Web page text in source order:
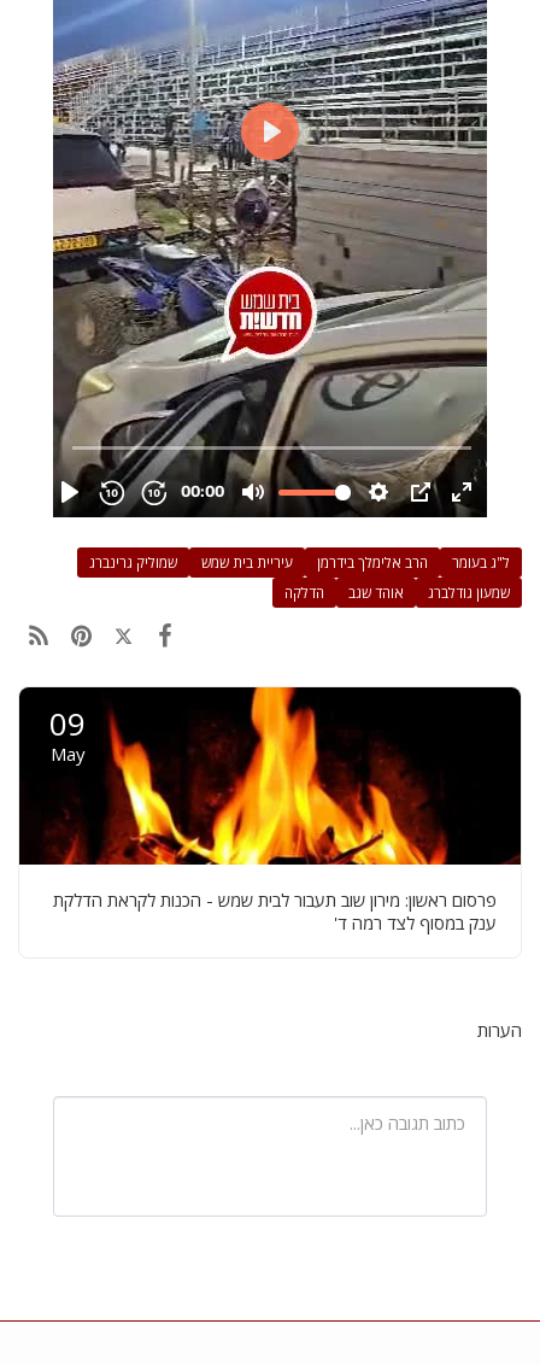
ל"ג בעומר הרב אלימלך בידרמן עיריית בית שמש
שמוליק גרינברג
שמעון גודלברג
אוהד שגב הדלקה
09
May
פרסום ראשון: מירון שוב תעבור לבית שמש - הכנות לקראת הדלקת
ענק במסוף לצד רמה ד'
הערות